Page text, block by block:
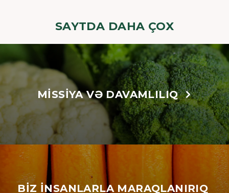
SAYTDA DAHA ÇOX
MISSIYA VƏ DAVAMLILIQ
BIZ INSANLARLA MARAQLANIRIQ